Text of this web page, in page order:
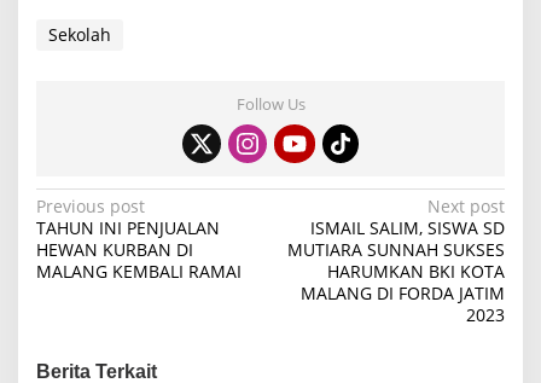
Sekolah
Follow Us
P
o
s
Previous post
TAHUN INI PENJUALAN
HEWAN KURBAN DI
MALANG KEMBALI RAMAI
Next post
ISMAIL SALIM, SISWA SD
MUTIARA SUNNAH SUKSES
HARUMKAN BKI KOTA
MALANG DI FORDA JATIM
2023
Berita Terkait